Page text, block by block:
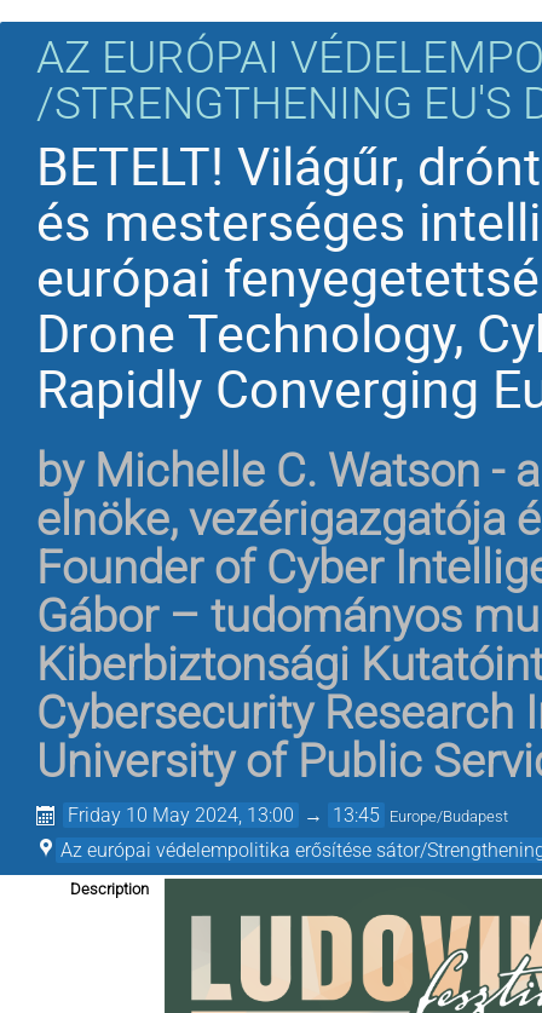
AZ EURÓPAI
/STRENGTHENING EU'S
BETELT! Világűr,
és mesterséges
európai
Drone Technology,
Rapidly Converging
by Michelle C. Watson -
elnöke, vezérigazgatója
Founder of Cyber
Gábor – tudományos
Kiberbiztonsági
Cybersecurity Research
University of Public
Friday 10 May 2024, 13:00 → 13:45 Europe/Budapest
Az európai védelempolitika erősítése sátor/
Description